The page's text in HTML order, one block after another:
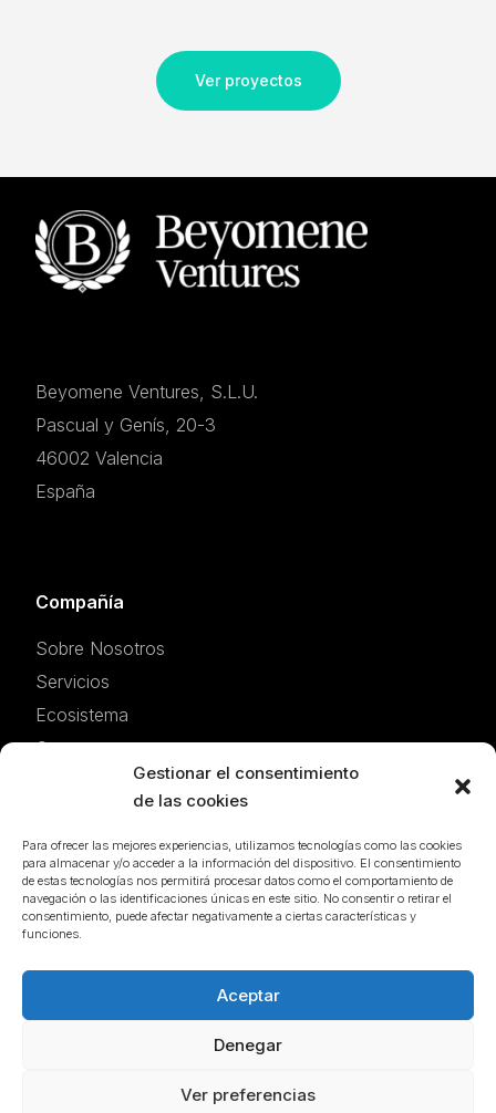
Gestionar el consentimiento
de las cookies
Para ofrecer las mejores experiencias, utilizamos tecnologías como las cookies
para almacenar y/o acceder a la información del dispositivo. El consentimiento
de estas tecnologías nos permitirá procesar datos como el comportamiento de
navegación o las identificaciones únicas en este sitio. No consentir o retirar el
consentimiento, puede afectar negativamente a ciertas características y
funciones.
Aceptar
Denegar
Ver preferencias
Ver proyectos
Beyomene Ventures, S.L.U.
Pascual y Genís, 20-3
46002 Valencia
España
Compañía
Sobre Nosotros
Servicios
Ecosistema
Contacto
Términos y Condiciones
Política de Privacidad
Cookie Policy (UE)